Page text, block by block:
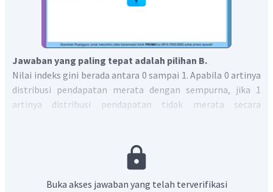
Jawaban yang paling tepat adalah pilihan B.
Nilai indeks gini berada antara 0 sampai 1. Apabila 0 artinya
distribusi pendapatan merata dengan sempurna, jika 1
artinya distribusi pendapatan tidak merata secara
Buka akses jawaban yang telah terverifikasi